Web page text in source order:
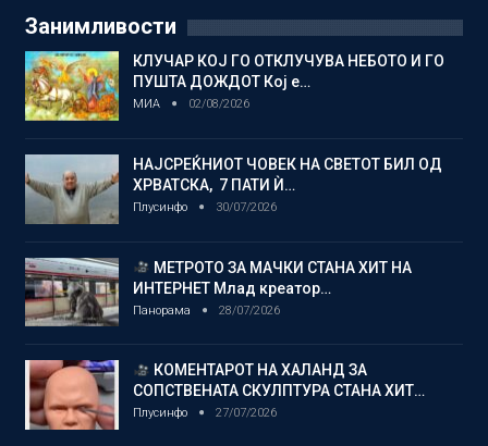
Занимливости
КЛУЧАР КОЈ ГО ОТКЛУЧУВА НЕБОТО И ГО
ПУШТА ДОЖДОТ Кој е…
МИА 02/08/2026
НАЈСРЕЌНИОТ ЧОВЕК НА СВЕТОТ БИЛ ОД
ХРВАТСКА, 7 ПАТИ Ѝ…
Плусинфо 30/07/2026
МЕТРОТО ЗА МАЧКИ СТАНА ХИТ НА
ИНТЕРНЕТ Млад креатор…
Панорама 28/07/2026
КОМЕНТАРОТ НА ХАЛАНД ЗА
СОПСТВЕНАТА СКУЛПТУРА СТАНА ХИТ…
Плусинфо 27/07/2026